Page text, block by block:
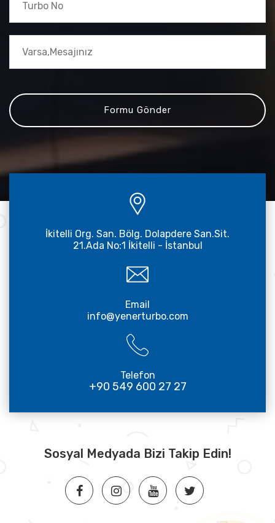
İkitelli Org. San. Bölg. Dolapdere San.Sit.
21.Ada No:1 İkitelli - İstanbul
Email
info@yenerturbo.com
Telefon
+90 549 600 27 27
Sosyal Medyada Bizi Takip Edin!